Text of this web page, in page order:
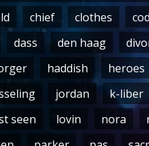
chief clothes
dass den haag
haddish
heroes
jordan k-liber
seen lovin nora